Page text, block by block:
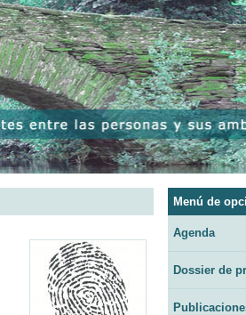
Menú de
Agenda
Dossier de